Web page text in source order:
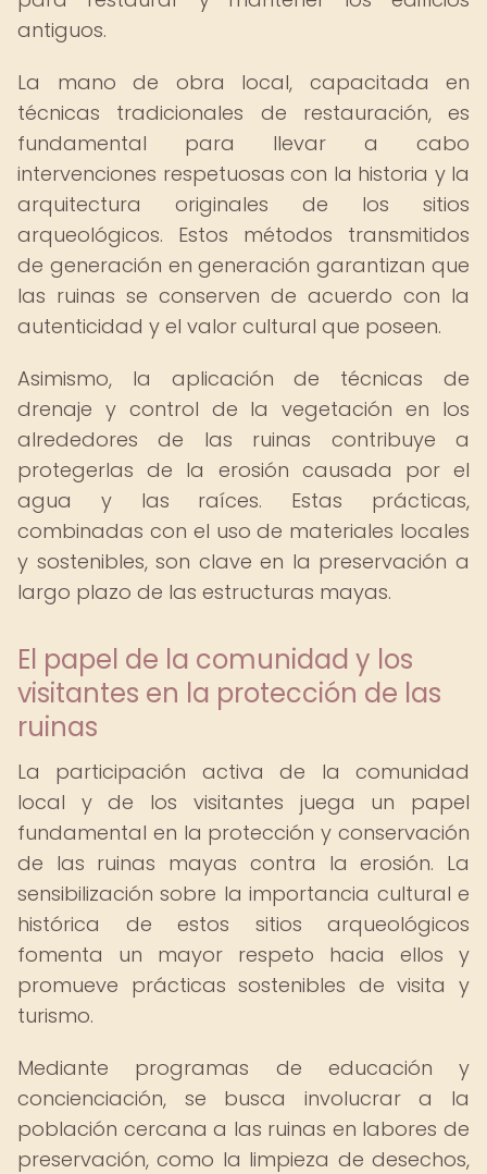
antiguos.
La mano de obra local, capacitada en
técnicas tradicionales de restauración, es
fundamental para llevar a cabo
intervenciones respetuosas con la historia y la
arquitectura originales de los sitios
arqueológicos. Estos métodos transmitidos
de generación en generación garantizan que
las ruinas se conserven de acuerdo con la
autenticidad y el valor cultural que poseen.
Asimismo, la aplicación de técnicas de
drenaje y control de la vegetación en los
alrededores de las ruinas contribuye a
protegerlas de la erosión causada por el
agua y las raíces. Estas prácticas,
combinadas con el uso de materiales locales
y sostenibles, son clave en la preservación a
largo plazo de las estructuras mayas.
El papel de la comunidad y los
visitantes en la protección de las
ruinas
La participación activa de la comunidad
local y de los visitantes juega un papel
fundamental en la protección y conservación
de las ruinas mayas contra la erosión. La
sensibilización sobre la importancia cultural e
histórica de estos sitios arqueológicos
fomenta un mayor respeto hacia ellos y
promueve prácticas sostenibles de visita y
turismo.
Mediante programas de educación y
concienciación, se busca involucrar a la
población cercana a las ruinas en labores de
preservación, como la limpieza de desechos,